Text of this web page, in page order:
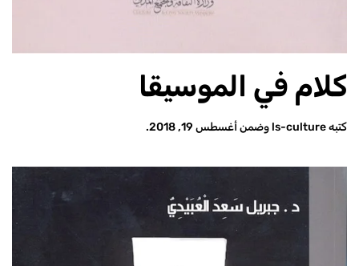
كلام في الموسيقا
كتبهls-culture وضمن أغسطس 19, 2018 .